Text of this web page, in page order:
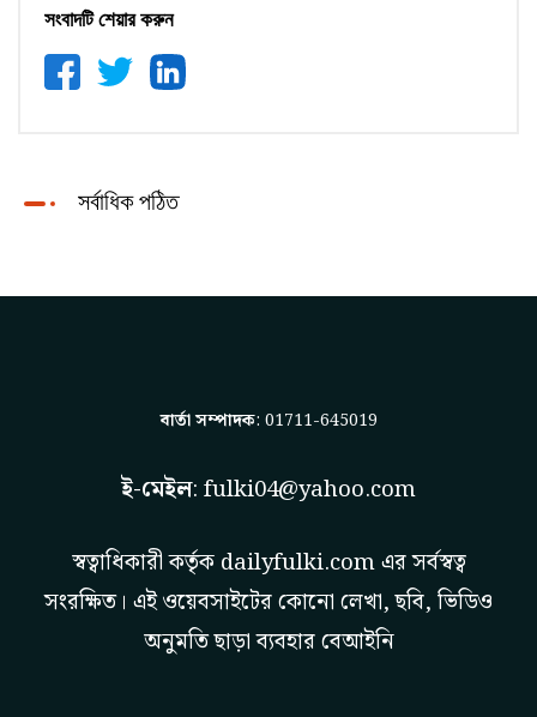
সংবাদটি শেয়ার করুন
সর্বাধিক পঠিত
বার্তা সম্পাদক: 01711-645019
ই-মেইল: fulki04@yahoo.com
স্বত্বাধিকারী কর্তৃক dailyfulki.comএর সর্বস্বত্ব
সংরক্ষিত। এই ওয়েবসাইটের কোনো লেখা, ছবি, ভিডিও
অনুমতি ছাড়া ব্যবহার বেআইনি